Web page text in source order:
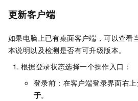
更新客户端
如果电脑上已有桌面客户端，可以查看
本说明以及检测是否有可升级版本。
根据登录状态选择一个操作入口：
登录前：在客户端登录界面右
于。